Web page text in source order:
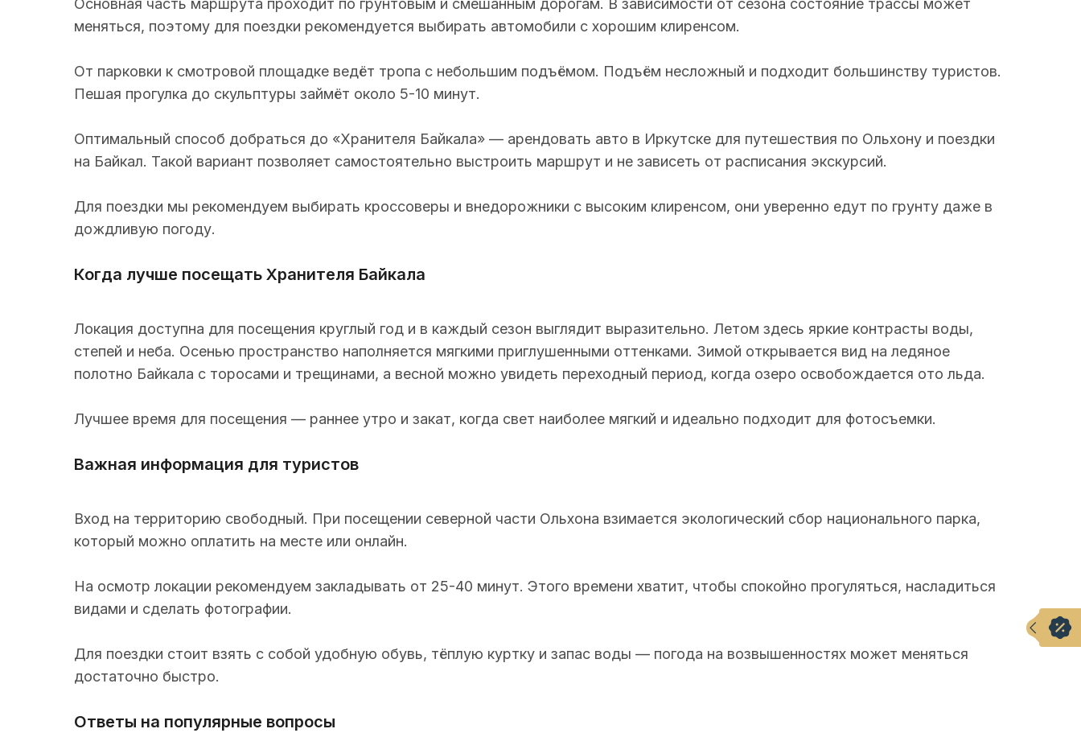
Основная часть маршрута проходит по грунтовым и смешанным дорогам. В зависимости от сезона состояние трассы может
меняться, поэтому для поездки рекомендуется выбирать автомобили с хорошим клиренсом.
От парковки к смотровой площадке ведёт тропа с небольшим подъёмом. Подъём несложный и подходит большинству туристов.
Пешая прогулка до скульптуры займёт около 5-10 минут.
Оптимальный способ добраться до «Хранителя Байкала» — арендовать авто в Иркутске для путешествия по Ольхону и поездки
на Байкал. Такой вариант позволяет самостоятельно выстроить маршрут и не зависеть от расписания экскурсий.
Для поездки мы рекомендуем выбирать кроссоверы и внедорожники с высоким клиренсом, они уверенно едут по грунту даже в
дождливую погоду.
Когда лучше посещать Хранителя Байкала
Локация доступна для посещения круглый год и в каждый сезон выглядит выразительно. Летом здесь яркие контрасты воды,
степей и неба. Осенью пространство наполняется мягкими приглушенными оттенками. Зимой открывается вид на ледяное
полотно Байкала с торосами и трещинами, а весной можно увидеть переходный период, когда озеро освобождается ото льда.
Лучшее время для посещения — раннее утро и закат, когда свет наиболее мягкий и идеально подходит для фотосъемки.
Важная информация для туристов
Вход на территорию свободный. При посещении северной части Ольхона взимается экологический сбор национального парка,
который можно оплатить на месте или онлайн.
На осмотр локации рекомендуем закладывать от 25-40 минут. Этого времени хватит, чтобы спокойно прогуляться, насладиться
видами и сделать фотографии.
Для поездки стоит взять с собой удобную обувь, тёплую куртку и запас воды — погода на возвышенностях может меняться
достаточно быстро.
Ответы на популярные вопросы